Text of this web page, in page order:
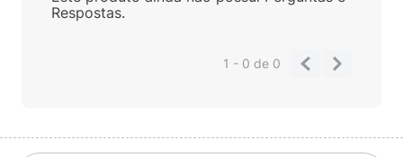
Respostas.
1 - 0de 0